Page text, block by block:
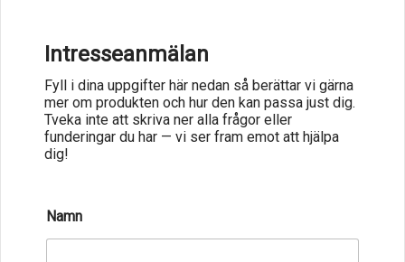
Intresseanmälan
Fyll i dina uppgifter här nedan så berättar vi gärna
mer om produkten och hur den kan passa just dig.
Tveka inte att skriva ner alla frågor eller
funderingar du har — vi ser fram emot att hjälpa
dig!
e
l
Namn